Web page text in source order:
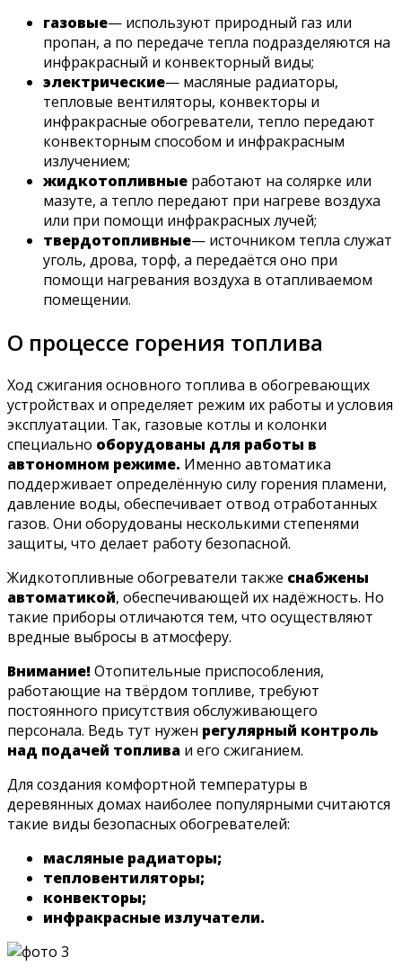
газовые— используют природный газ или
пропан, а по передаче тепла подразделяются на
инфракрасный и конвекторный виды;
электрические— масляные радиаторы,
тепловые вентиляторы, конвекторы и
инфракрасные обогреватели, тепло передают
конвекторным способом и инфракрасным
излучением;
жидкотопливные работают на солярке или
мазуте, а тепло передают при нагреве воздуха
или при помощи инфракрасных лучей;
твердотопливные— источником тепла служат
уголь, дрова, торф, а передаётся оно при
помощи нагревания воздуха в отапливаемом
помещении.
О процессе горения топлива
Ход сжигания основного топлива в обогревающих
устройствах и определяет режим их работы и условия
эксплуатации. Так, газовые котлы и колонки
специально оборудованы для работы в
автономном режиме. Именно автоматика
поддерживает определённую силу горения пламени,
давление воды, обеспечивает отвод отработанных
газов. Они оборудованы несколькими степенями
защиты, что делает работу безопасной.
Жидкотопливные обогреватели также снабжены
автоматикой, обеспечивающей их надёжность. Но
такие приборы отличаются тем, что осуществляют
вредные выбросы в атмосферу.
Внимание!Отопительные приспособления,
работающие на твёрдом топливе, требуют
постоянного присутствия обслуживающего
персонала. Ведь тут нужен регулярный контроль
над подачей топлива и его сжиганием.
Для создания комфортной температуры в
деревянных домах наиболее популярными считаются
такие виды безопасных обогревателей:
масляные радиаторы;
тепловентиляторы;
конвекторы;
инфракрасные излучатели.